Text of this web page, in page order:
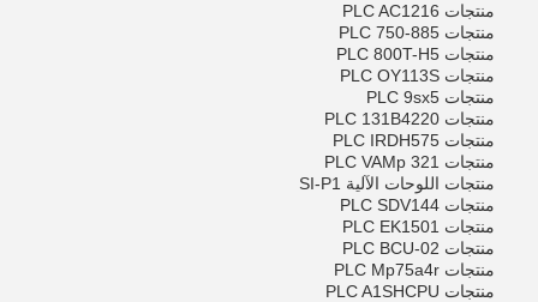
منتجات PLC AC1216
منتجات PLC 750-885
منتجات PLC 800T-H5
منتجات PLC OY113S
منتجات PLC 9sx5
منتجات PLC 131B4220
منتجات PLC IRDH575
منتجات PLC VAMp 321
منتجات اللوحات الآلية SI-P1
منتجات PLC SDV144
منتجات PLC EK1501
منتجات PLC BCU-02
منتجات PLC Mp75a4r
منتجات PLC A1SHCPU